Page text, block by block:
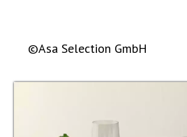
©Asa Selection GmbH